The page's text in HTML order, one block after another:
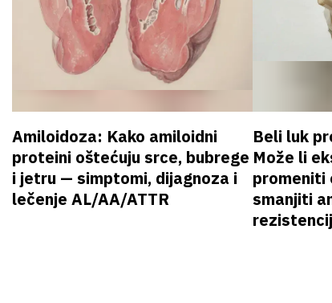
Amiloidoza: Kako amiloidni
proteini oštećuju srce, bubrege
i jetru — simptomi, dijagnoza i
lečenje AL/AA/ATTR
Beli luk
Može li
promeniti
smanjiti